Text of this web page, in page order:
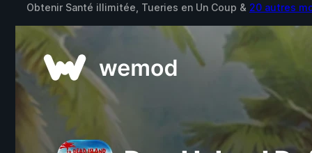
Obtenir Santé illimitée, Tueries en Un Coup & 20 autres